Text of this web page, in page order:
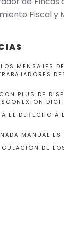
Fiscal y
MENSAJES
PLUS DE
EL DERECHO A
MANUAL ES
DE